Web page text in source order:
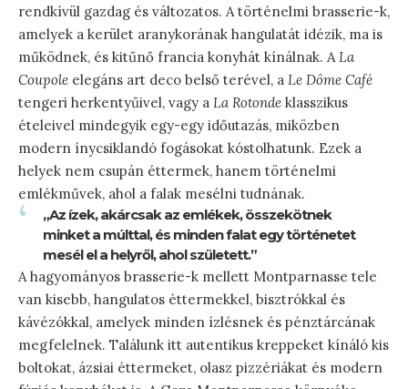
rendkívül gazdag és változatos. A történelmi brasserie-k,
amelyek a kerület aranykorának hangulatát idézik, ma is
működnek, és kitűnő francia konyhát kínálnak. A La
Coupole elegáns art deco belső terével, a Le Dôme Café
tengeri herkentyűivel, vagy a La Rotonde klasszikus
ételeivel mindegyik egy-egy időutazás, miközben
modern ínycsiklandó fogásokat kóstolhatunk. Ezek a
helyek nem csupán éttermek, hanem történelmi
emlékművek, ahol a falak mesélni tudnának.
„Az ízek, akárcsak az emlékek, összekötnek
minket a múlttal, és minden falat egy történetet
mesél el a helyről, ahol született.”
A hagyományos brasserie-k mellett Montparnasse tele
van kisebb, hangulatos éttermekkel, bisztrókkal és
kávézókkal, amelyek minden ízlésnek és pénztárcának
megfelelnek. Találunk itt autentikus kreppeket kínáló kis
boltokat, ázsiai éttermeket, olasz pizzériákat és modern